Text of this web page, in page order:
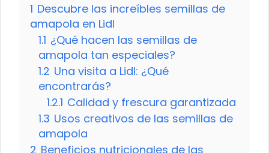
1 Descubre las increíbles semillas de
amapola en Lidl
1.1 ¿Qué hacen las semillas de
amapola tan especiales?
1.2 Una visita a Lidl: ¿Qué
encontrarás?
1.2.1 Calidad y frescura garantizada
1.3 Usos creativos de las semillas de
amapola
2 Beneficios nutricionales de las